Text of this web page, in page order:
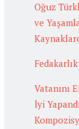
Oğuz
ve
Vatanını
İyi